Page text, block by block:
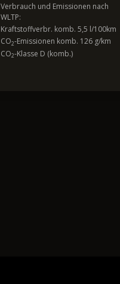
Verbrauch und Emissionen nach
WLTP:
Kraftstoffverbr. komb. 5,5 l/100km
CO2-Emissionen komb. 126 g/km
CO2-Klasse D (komb.)